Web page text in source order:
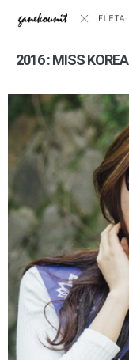
2016 : MISS KOREA